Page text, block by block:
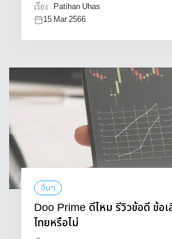
เรื่อง
Patihan Uhas
15 Mar 2566
อื่นๆ
Doo Prime ดีไหม รีวิวข้อดี ข้อเ
ไทยหรือไม่